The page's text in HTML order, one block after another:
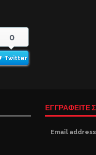
0
Twitter
ΕΓΓΡΑΦΕΙΤΕ
Email